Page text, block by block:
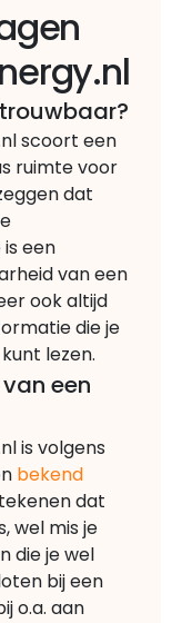
scoort een
ruimte voor
dat
een
van een
ook altijd
die je
kunt lezen.
een
is volgens
bekend
dat
wel mis je
die je wel
bij een
o.a. aan